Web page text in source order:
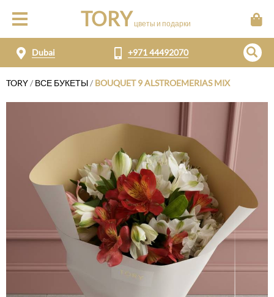
TORY цветы и подарки
Dubai +971 44492070
TORY/ ВСЕ БУКЕТЫ/ BOUQUET 9 ALSTROEMERIAS MIX